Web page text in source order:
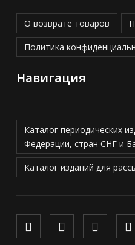
О возврате товаров
Политика
Навигация
Каталог периодических
Федерации, стран СНГ и
Каталог изданий для